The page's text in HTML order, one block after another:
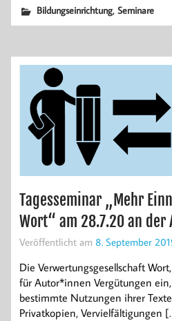
Bildungseinrichtung,Seminare
Tagesseminar „Mehr
Wort“ am 28.7.20 an der
Veröffentlicht am 8. September
Die Verwertungsgesellschaft
für Autor*innen Vergütungen
bestimmte Nutzungen ihrer
Privatkopien, Vervielfältigungen